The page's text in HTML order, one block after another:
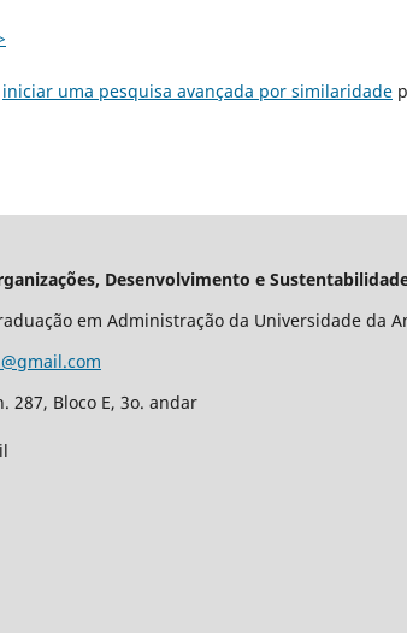
iniciar uma pesquisa avançada por similaridade
Desenvolvimento e
em Administração da Universidade da
287, Bloco E, 3o. andar